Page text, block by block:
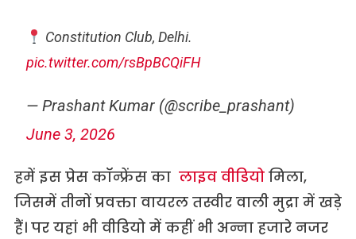
Constitution Club, Delhi.
pic.twitter.com/rsBpBCQiFH
— Prashant Kumar (@scribe_prashant)
June 3, 2026
हमें इस प्रेस कॉन्फ्रेंस का लाइव वीडियोमिला,
जिसमें तीनों प्रवक्ता वायरल तस्वीर वाली मुद्रा में खड़े
हैं। पर यहां भी वीडियो में कहीं भी अन्ना हजारे नजर